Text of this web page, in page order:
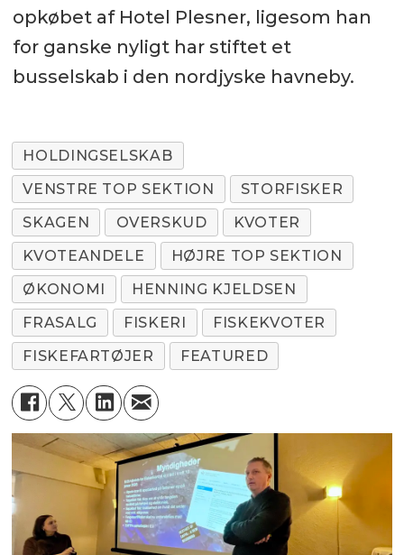
opkøbet af Hotel Plesner, ligesom han
for ganske nyligt har stiftet et
busselskab i den nordjyske havneby.
HOLDINGSELSKAB
VENSTRE TOP SEKTION
STORFISKER
SKAGEN
OVERSKUD
KVOTER
KVOTEANDELE
HØJRE TOP SEKTION
ØKONOMI
HENNING KJELDSEN
FRASALG
FISKERI
FISKEKVOTER
FISKEFARTØJER
FEATURED